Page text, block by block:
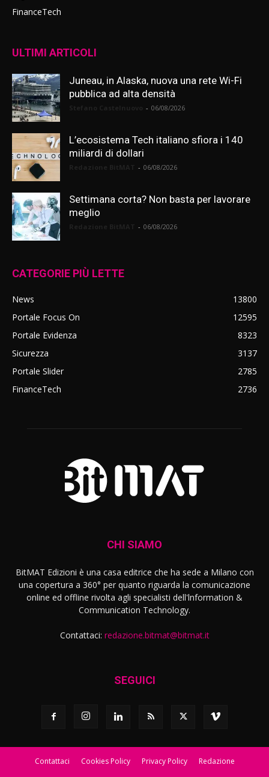
FinanceTech
ULTIMI ARTICOLI
Juneau, in Alaska, nuova una rete Wi-Fi
pubblica ad alta densità
- 06/08/2026
L’ecosistema Tech italiano sfiora i 140
miliardi di dollari
- 06/08/2026
Settimana corta? Non basta per lavorare
meglio
- 06/08/2026
CATEGORIE PIÙ LETTE
News
13800
Portale Focus On
12595
Portale Evidenza
8323
Sicurezza
3137
Portale Slider
2785
FinanceTech
2736
CHI SIAMO
BitMAT Edizioni è una casa editrice che ha sede a Milano con
una copertura a 360° per quanto riguarda la comunicazione
online ed offline rivolta agli specialisti dell'lnformation &
Communication Technology.
Contattaci: redazione.bitmat@bitmat.it
SEGUICI
Contattaci Cookies Policy Privacy Policy Redazione